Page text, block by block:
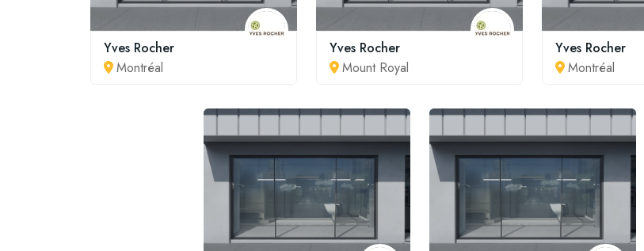
Yves Rocher
Montréal
Yves Rocher
Mount Royal
Yves Rocher
Montréal